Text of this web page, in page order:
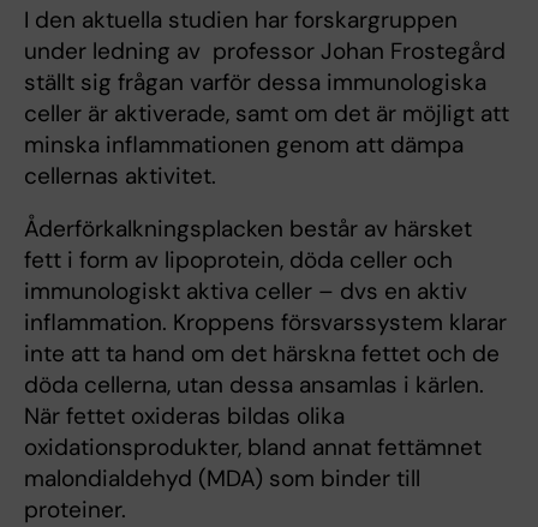
I den aktuella studien har forskargruppen
under ledning av professor Johan Frostegård
ställt sig frågan varför dessa immunologiska
celler är aktiverade, samt om det är möjligt att
minska inflammationen genom att dämpa
cellernas aktivitet.
Åderförkalkningsplacken består av härsket
fett i form av lipoprotein, döda celler och
immunologiskt aktiva celler – dvs en aktiv
inflammation. Kroppens försvarssystem klarar
inte att ta hand om det härskna fettet och de
döda cellerna, utan dessa ansamlas i kärlen.
När fettet oxideras bildas olika
oxidationsprodukter, bland annat fettämnet
malondialdehyd (MDA) som binder till
proteiner.